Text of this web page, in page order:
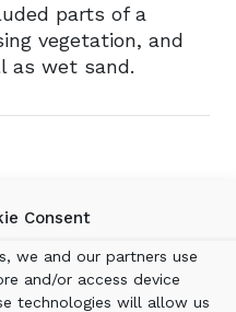
Consent
we and our partners use
and/or access device
technologies will allow us
parts of a
vegetation, and
as wet sand.
be expanded
project required
ft. (4m). The ALLU
stabilized the